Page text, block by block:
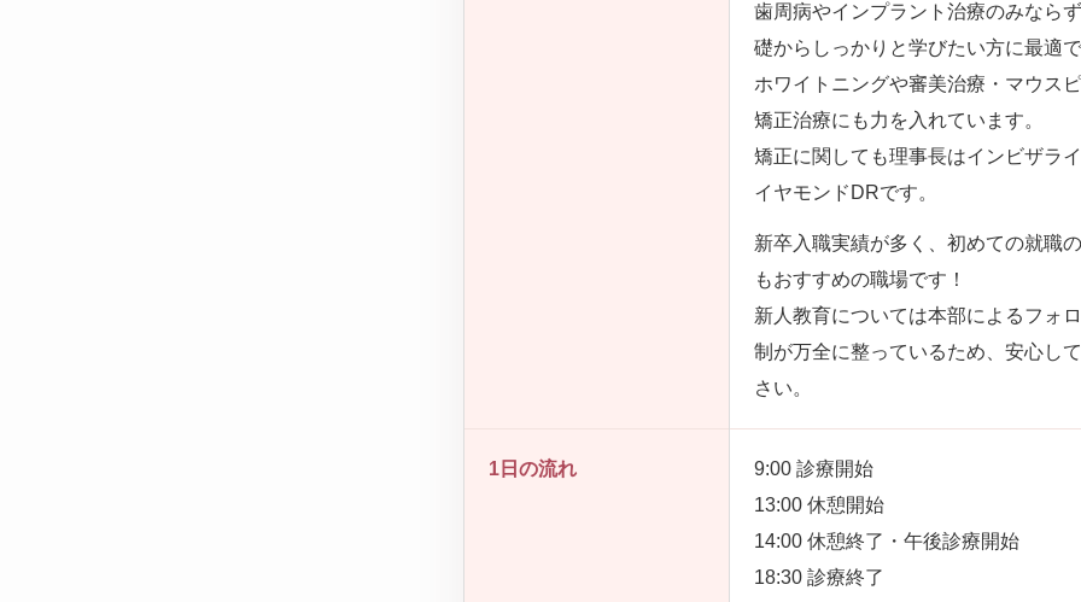
歯周病やインプラント治療のみなら
礎からしっかりと学びたい方に最適
ホワイトニングや審美治療・マウス
矯正治療にも力を入れています。
矯正に関しても理事長はインビザラ
イヤモンドDRです。
新卒入職実績が多く、初めての就職
もおすすめの職場です！
新人教育については本部によるフォ
制が万全に整っているため、安心し
さい。
1日の流れ
9:00 診療開始
13:00 休憩開始
14:00 休憩終了・午後診療開始
18:30 診療終了